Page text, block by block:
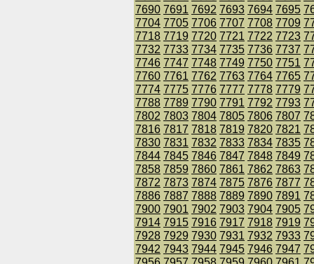
7690 7691 7692 7693 7694 7695
7704 7705 7706 7707 7708 7709
7718 7719 7720 7721 7722 7723
7732 7733 7734 7735 7736 7737
7746 7747 7748 7749 7750 7751
7760 7761 7762 7763 7764 7765
7774 7775 7776 7777 7778 7779
7788 7789 7790 7791 7792 7793
7802 7803 7804 7805 7806 7807
7816 7817 7818 7819 7820 7821
7830 7831 7832 7833 7834 7835
7844 7845 7846 7847 7848 7849
7858 7859 7860 7861 7862 7863
7872 7873 7874 7875 7876 7877
7886 7887 7888 7889 7890 7891
7900 7901 7902 7903 7904 7905
7914 7915 7916 7917 7918 7919
7928 7929 7930 7931 7932 7933
7942 7943 7944 7945 7946 7947